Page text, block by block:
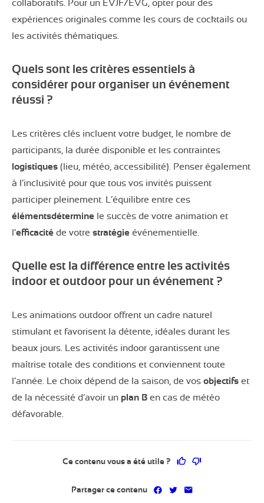
collaboratifs. Pour un EVJF/EVG, opter pour des
expériences originales comme les cours de cocktails ou
les activités thématiques.
Quels sont les critères essentiels à
considérer pour organiser un événement
réussi ?
Les critères clés incluent votre budget, le nombre de
participants, la durée disponible et les contraintes
logistiques (lieu, météo, accessibilité). Penser également
à l’inclusivité pour que tous vos invités puissent
participer pleinement. L’équilibre entre ces
élémentsdétermine le succès de votre animation et
l’efficacité de votre stratégie événementielle.
Quelle est la différence entre les activités
indoor et outdoor pour un événement ?
Les animations outdoor offrent un cadre naturel
stimulant et favorisent la détente, idéales durant les
beaux jours. Les activités indoor garantissent une
maîtrise totale des conditions et conviennent toute
l’année. Le choix dépend de la saison, de vos objectifs et
de la nécessité d’avoir un plan B en cas de météo
défavorable.
Ce contenu vous a été utile ? Ce contenu vous
Partager ce contenu Partager sur Facebook
Partager sur Twitter
Partager par